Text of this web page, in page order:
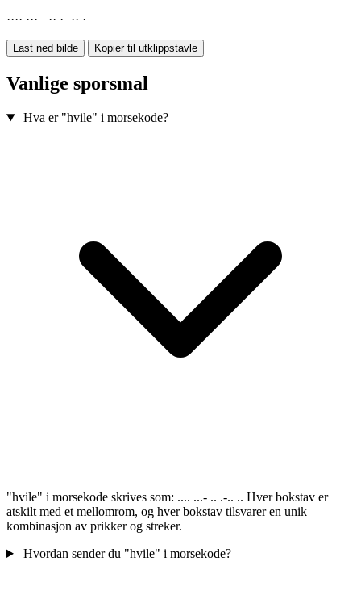
···· ···− ·· ·−·· ·
Last ned bilde Kopier til utklippstavle
Vanlige sporsmal
Hva er "hvile" i morsekode?
"hvile" i morsekode skrives som: .... ...- .. .-.. .. Hver bokstav er
atskilt med et mellomrom, og hver bokstav tilsvarer en unik
kombinasjon av prikker og streker.
Hvordan sender du "hvile" i morsekode?